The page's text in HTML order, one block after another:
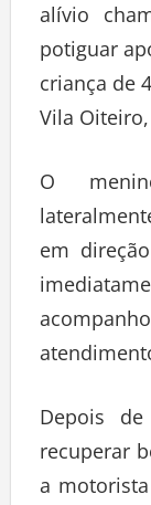
alívio
potiguar
criança de
Vila
O
em
Depois
recuperar
a